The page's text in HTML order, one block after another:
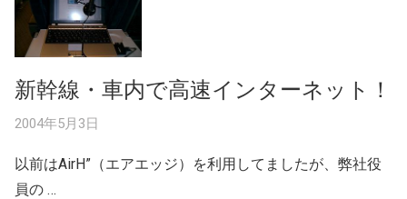
新幹線・車内で高速インターネット！
2004年5月3日
以前はAirH”（エアエッジ）を利用してましたが、弊社役
員の …